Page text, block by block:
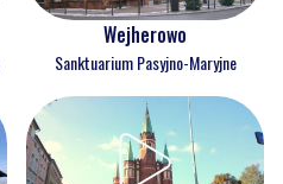
Wejherowo
Sanktuarium Pasyjno-Maryjne